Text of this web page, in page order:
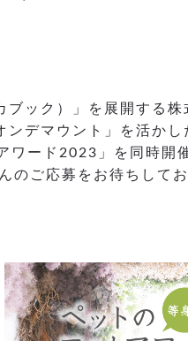
ック）」を展開する
デマウント」を活か
ード2023」を同時開
ご応募をお待ちしてお